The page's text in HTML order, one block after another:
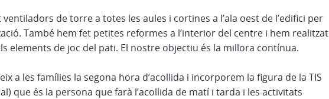
ventiladors de torre a totes les aules i cortines a l’ala oest de l’edifici per
També hem fet petites reformes a l’interior del centre i hem realitzat
elements de joc del pati. El nostre objectiu és la millora contínua.
a les famílies la segona hora d’acollida i incorporem la figura de la TIS
que és la persona que farà l’acollida de matí i tarda i les activitats